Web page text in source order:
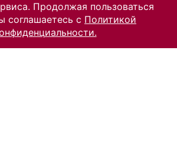
Продолжая пользоваться
соглашаетесь с Политикой